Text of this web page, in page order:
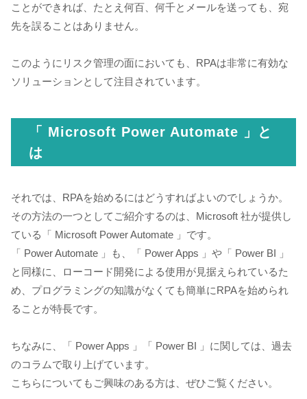
ことができれば、たとえ何百、何千とメールを送っても、宛
先を誤ることはありません。
このようにリスク管理の面においても、RPAは非常に有効な
ソリューションとして注目されています。
「 Microsoft Power Automate 」と
は
それでは、RPAを始めるにはどうすればよいのでしょうか。
その方法の一つとしてご紹介するのは、Microsoft 社が提供し
ている「 Microsoft Power Automate 」です。
「 Power Automate 」も、「 Power Apps 」や「 Power BI 」
と同様に、ローコード開発による使用が見据えられているた
め、プログラミングの知識がなくても簡単にRPAを始められ
ることが特長です。
ちなみに、「 Power Apps 」「 Power BI 」に関しては、過去
のコラムで取り上げています。
こちらについてもご興味のある方は、ぜひご覧ください。